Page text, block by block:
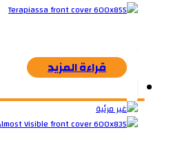
قراءة المزيد